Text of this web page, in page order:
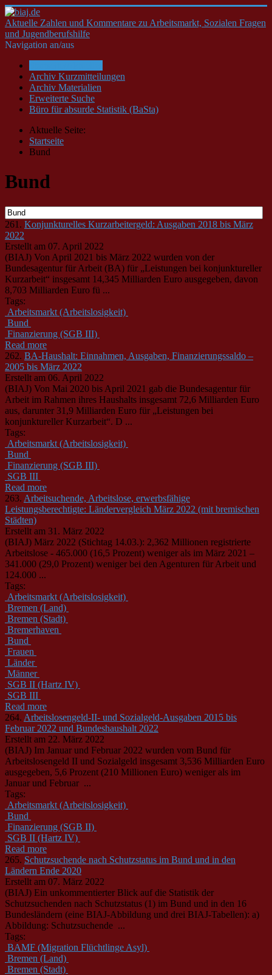
Aktuelle Zahlen und Kommentare zu Arbeitsmarkt, Sozialen Fragen
und Jugendberufshilfe
Navigation an/aus
Archiv Kurzmitteilungen
Archiv Materialien
Erweiterte Suche
Büro für absurde Statistik (BaSta)
Aktuelle Seite:
Startseite
Bund
Bund
261. Konjunkturelles Kurzarbeitergeld: Ausgaben 2018 bis März
2022
Erstellt am 07. April 2022
(BIAJ) Von April 2021 bis März 2022 wurden von der
Bundesagentur für Arbeit (BA) für „Leistungen bei konjunktureller
Kurzarbeit“ insgesamt 14,345 Milliarden Euro ausgegeben, davon
8,703 Milliarden Euro fü ...
Tags:
Arbeitsmarkt (Arbeitslosigkeit)
Bund
Finanzierung (SGB III)
Read more
262. BA-Haushalt: Einnahmen, Ausgaben, Finanzierungssaldo –
2005 bis März 2022
Erstellt am 06. April 2022
(BIAJ) Von Mai 2020 bis April 2021 gab die Bundesagentur für
Arbeit im Rahmen ihres Haushalts insgesamt 72,6 Milliarden Euro
aus, darunter 31,9 Milliarden Euro für „Leistungen bei
konjunktureller Kurzarbeit“. D ...
Tags:
Arbeitsmarkt (Arbeitslosigkeit)
Bund
Finanzierung (SGB III)
SGB III
Read more
263. Arbeitsuchende, Arbeitslose, erwerbsfähige
Leistungsberechtigte: Ländervergleich März 2022 (mit bremischen
Städten)
Erstellt am 31. März 2022
(BIAJ) März 2022 (Stichtag 14.03.): 2,362 Millionen registrierte
Arbeitslose - 465.000 (16,5 Prozent) weniger als im März 2021 –
341.000 (29,0 Prozent) weniger bei den Agenturen für Arbeit und
124.000 ...
Tags:
Arbeitsmarkt (Arbeitslosigkeit)
Bremen (Land)
Bremen (Stadt)
Bremerhaven
Bund
Frauen
Länder
Männer
SGB II (Hartz IV)
SGB III
Read more
264. Arbeitslosengeld-II- und Sozialgeld-Ausgaben 2015 bis
Februar 2022 und Bundeshaushalt 2022
Erstellt am 22. März 2022
(BIAJ) Im Januar und Februar 2022 wurden vom Bund für
Arbeitslosengeld II und Sozialgeld insgesamt 3,536 Milliarden Euro
ausgegeben, 5,6 Prozent (210 Millionen Euro) weniger als im
Januar und Februar ...
Tags:
Arbeitsmarkt (Arbeitslosigkeit)
Bund
Finanzierung (SGB II)
SGB II (Hartz IV)
Read more
265. Schutzsuchende nach Schutzstatus im Bund und in den
Ländern Ende 2020
Erstellt am 07. März 2022
(BIAJ) Ein unkommentierter Blick auf die Statistik der
Schutzsuchenden nach Schutzstatus (1) im Bund und in den 16
Bundesländern (eine BIAJ-Abbildung und drei BIAJ-Tabellen): a)
Abbildung: Schutzsuchende ...
Tags:
BAMF (Migration Flüchtlinge Asyl)
Bremen (Land)
Bremen (Stadt)